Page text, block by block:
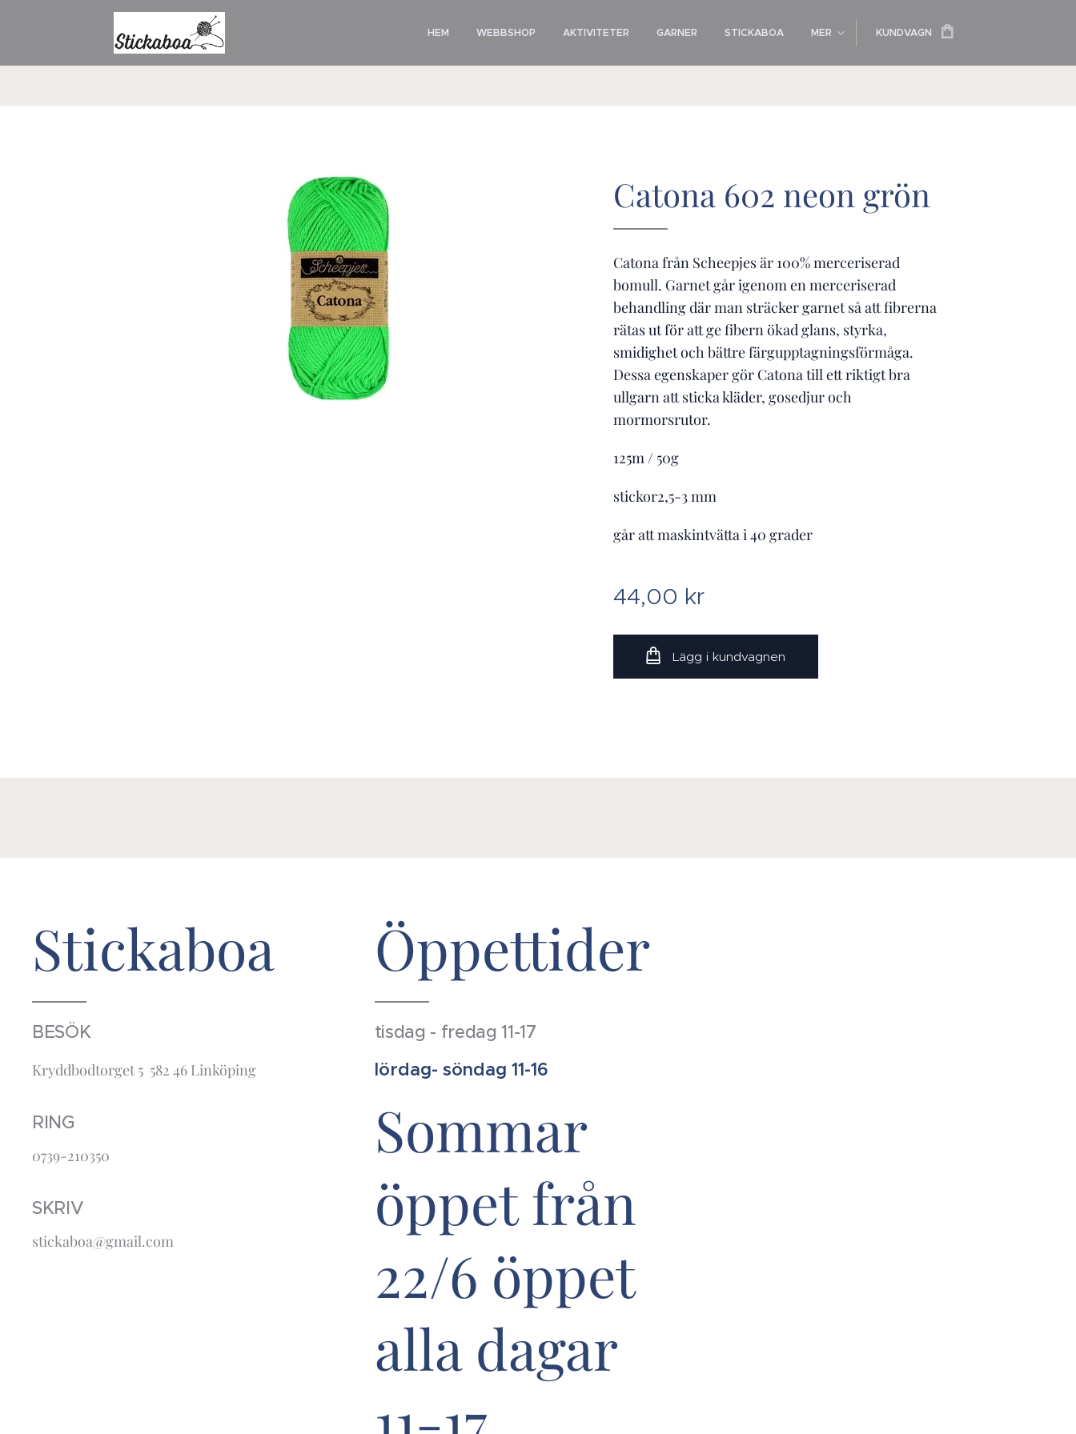
HEM WEBBSHOP AKTIVITETER GARNER STICKABOA MER KUNDVAGN
Catona 602 neon grön
Catona från Scheepjes är 100% merceriserad
bomull. Garnet går igenom en merceriserad
behandling där man sträcker garnet så att fibrerna
rätas ut för att ge fibern ökad glans, styrka,
smidighet och bättre färgupptagningsförmåga.
Dessa egenskaper gör Catona till ett riktigt bra
ullgarn att sticka kläder, gosedjur och
mormorsrutor.
125m / 50g
stickor2,5-3 mm
går att maskintvätta i 40 grader
44,00 kr
Lägg i kundvagnen
Stickaboa
BESÖK
Kryddbodtorget 5 582 46 Linköping
RING
0739-210350
SKRIV
stickaboa@gmail.com
Öppettider
tisdag - fredag 11-17
lördag- söndag 11-16
Sommar
öppet från
22/6 öppet
alla dagar